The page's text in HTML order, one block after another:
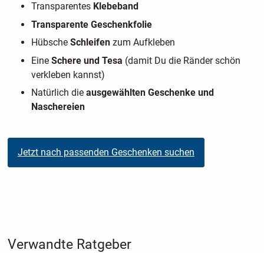
Transparentes Klebeband
Transparente Geschenkfolie
Hübsche Schleifen zum Aufkleben
Eine Schere und Tesa (damit Du die Ränder schön
verkleben kannst)
Natürlich die ausgewählten Geschenke und
Naschereien
Jetzt nach passenden Geschenken suchen
Verwandte Ratgeber